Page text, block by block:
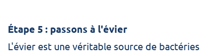
Étape 5 : passons à l'évier
L'évier est une véritable source de bactéries